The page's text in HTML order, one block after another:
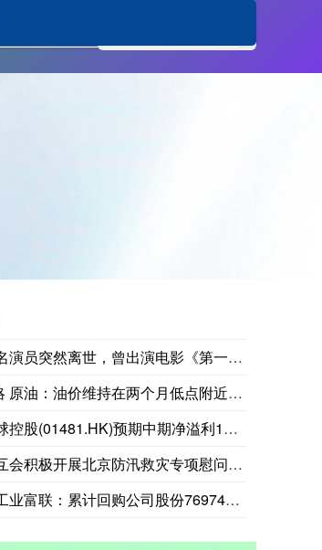
突然离世，曾出演电影《第一滴血3》《蝙蝠侠
：油价维持在两个月低点附近 市场聚焦美俄会
股(01481.HK)预期中期净溢利1000
积极开展北京防汛救灾专项慰问工作
富联：累计回购公司股份7697400股